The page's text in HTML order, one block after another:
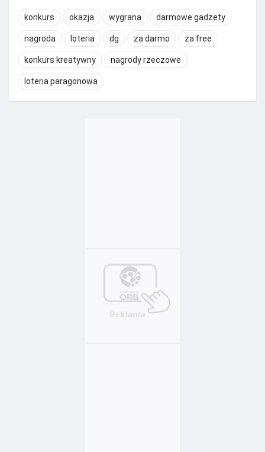
konkurs okazja wygrana darmowe gadżety
nagroda loteria dg za darmo za free
konkurs kreatywny nagrody rzeczowe
loteria paragonowa